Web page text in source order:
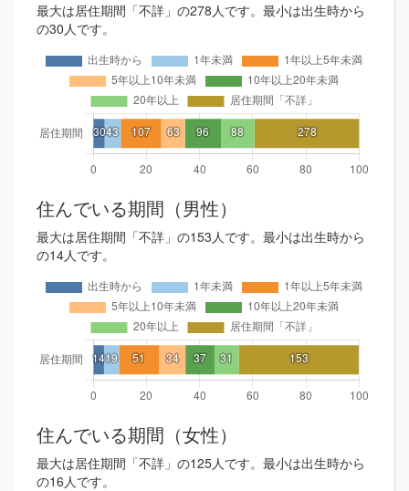
最大は居住期間「不詳」の278人です。最小は出生時から
の30人です。
住んでいる期間（男性）
最大は居住期間「不詳」の153人です。最小は出生時から
の14人です。
住んでいる期間（女性）
最大は居住期間「不詳」の125人です。最小は出生時から
の16人です。